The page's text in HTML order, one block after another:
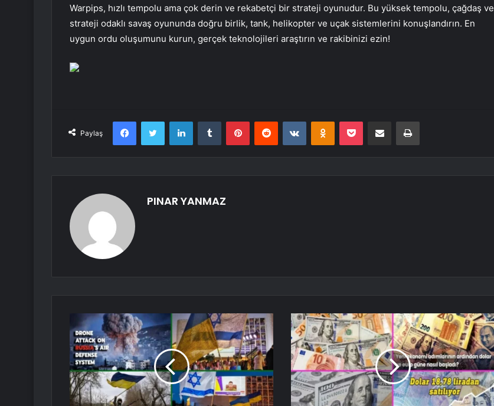
Warpips, hızlı tempolu ama çok derin ve rekabetçi bir strateji oyunudur. Bu yüksek tempolu, çağdaş ve
strateji odaklı savaş oyununda doğru birlik, tank, helikopter ve uçak sistemlerini konuşlandırın. En
uygun ordu oluşumunu kurun, gerçek teknolojileri araştırın ve rakibinizi ezin!
Paylaş
FacebookTwitter LinkedInTumblr PinterestReddit VKontakteOdnoklassniki
Pocket E-Posta ile paylaş Yazdır
PINAR YANMAZ